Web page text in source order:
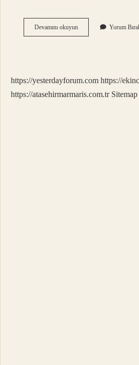
Devamını okuyunKuranı
Kerimde
Yorum
https://yesterdayforum.com https://
https://atasehirmarmaris.com.tr Sitemap